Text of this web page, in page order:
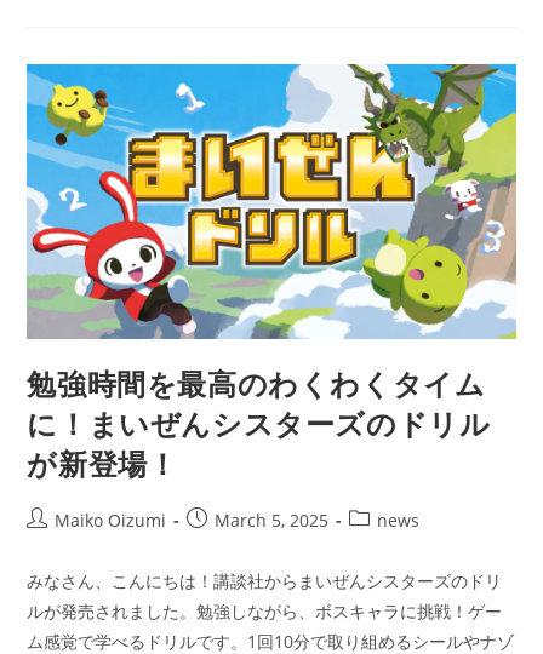
発
行
部
数
2
０
万
部
突
破！！
勉強時間を最高のわくわくタイム
に！まいぜんシスターズのドリル
が新登場！
PostMaiko Oizumi
PostMarch 5, 2025
Postnews
みなさん、こんにちは！講談社からまいぜんシスターズのドリ
ルが発売されました。勉強しながら、ボスキャラに挑戦！ゲー
ム感覚で学べるドリルです。1回10分で取り組めるシールやナゾ